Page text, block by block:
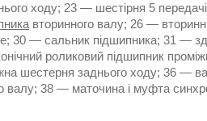
ходу; 23 ― шестірня 5
вторинного валу; 26 ―
30 ― сальник підшипника; 31 ―
роликовий підшипник
шестерня заднього ходу; 36 ―
38 ― маточина і муфта